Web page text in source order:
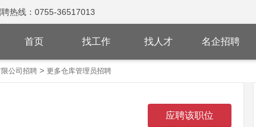
热线：0755-36517013
首页 找工作 找人才 名企招聘
公司招聘> 更多仓库管理员招聘